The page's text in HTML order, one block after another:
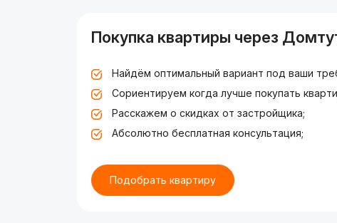
Покупка квартиры через
Найдём оптимальный вариант под ваши
Сориентируем когда лучше покупать
Расскажем о скидках от застройщика;
Абсолютно бесплатная консультация;
Подобрать квартиру